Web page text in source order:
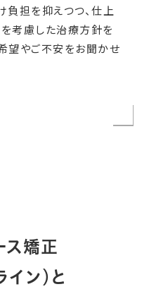
負担を抑えつつ、仕上
考慮した治療方針を
望やご不安をお聞かせ
ス矯正
イン）と